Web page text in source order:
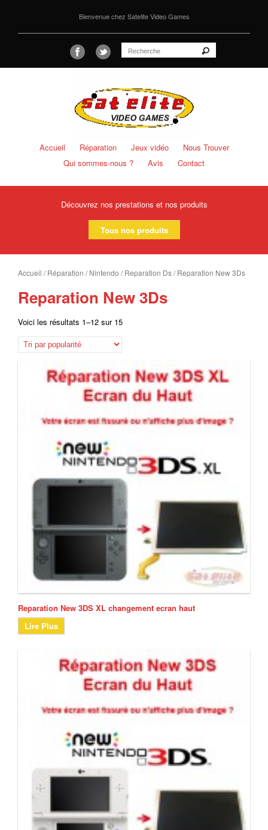
Bienvenue chez Satelite Video Games
Accueil Réparation Jeux vidéo
Nous Trouver
Qui sommes-nous ?
Avis Contact
Découvrez nos prestations et nos produits
Tous nos produits
Accueil /Réparation /Nintendo /Reparation Ds/ Reparation New 3Ds
Reparation New 3Ds
Voici les résultats 1–12 sur 15
Reparation New 3DS XL changement ecran haut
Lire Plus